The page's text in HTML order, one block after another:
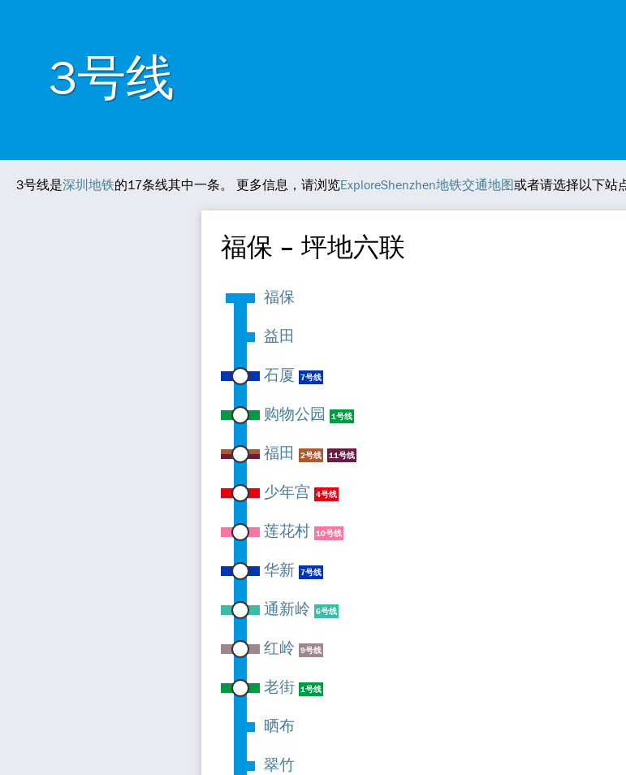
3号线
3号线是深圳地铁的17条线其中一条。 更多信息，请浏览ExploreShenzhen地铁交通地图或者请选择以下站
福保 – 坪地六联
福保
益田
石厦
7号线
购物公园 1号线
福田 2号线 11号线
少年宫 4号线
莲花村 10号线
华新 7号线
通新岭 6号线
红岭 9号线
老街 1号线
晒布
翠竹